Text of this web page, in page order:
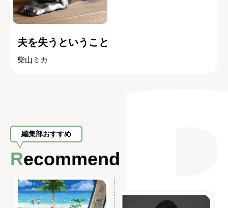
夫を失うということ
柴山ミカ
編集部おすすめ
Recommend